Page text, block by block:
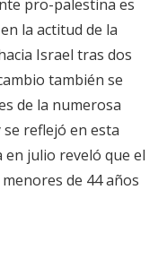
pro-palestina es
la actitud de la
Israel tras dos
también se
de la numerosa
reflejó en esta
en julio reveló que el
de 44 años